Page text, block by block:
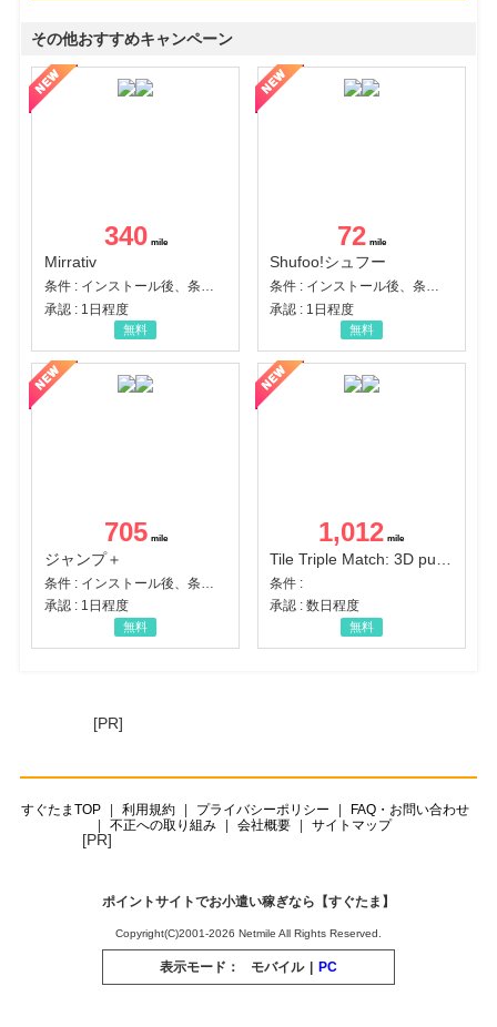
その他おすすめキャンペーン
340
Mirrativ
条件 : インストール後、条件達成
承認 : 1日程度
無料
72
Shufoo!シュフー
条件 : インストール後、条件達成
承認 : 1日程度
無料
705
ジャンプ＋
承認 : 1日程度
無料
1,012
条件 :
承認 : 数日程度
無料
[PR]
すぐたまTOP 利用規約 プライバシーポリシー
FAQ・お問い合わせ
不正への取り組み
会社概要 サイトマップ
[PR]
ポイントサイトでお小遣い稼ぎなら【すぐたま】
Copyright(C)2001-2026 Netmile All Rights Reserved.
表示モード： モバイル | PC